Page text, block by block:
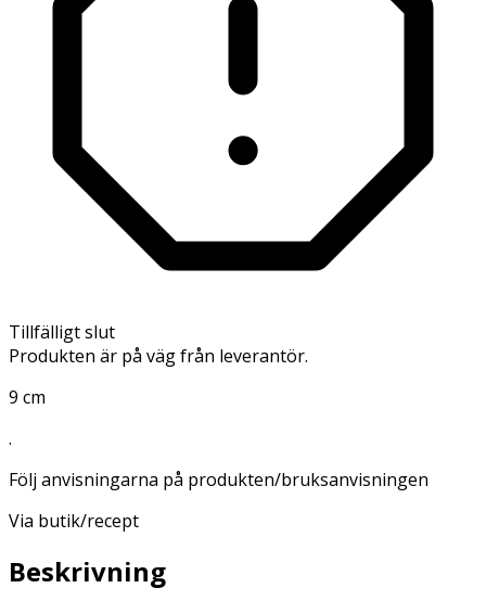
Tillfälligt slut
Produkten är på väg från leverantör.
9 cm
.
Följ anvisningarna på produkten/bruksanvisningen
Via butik/recept
Beskrivning